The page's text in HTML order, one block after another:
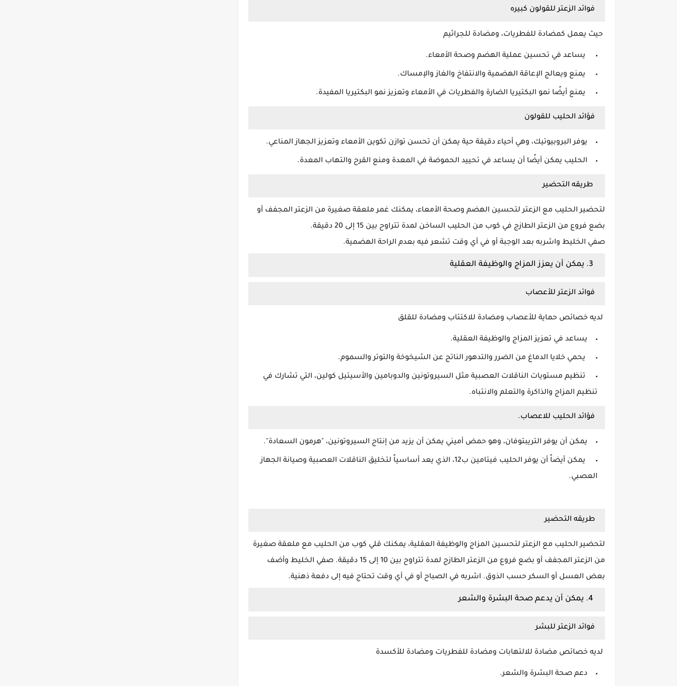
فوائد الزعتر للقولون كبيره
حيث يعمل كمضادة للفطريات، ومضادة للجراثيم
يساعد في تحسين عملية الهضم وصحة الأمعاء.
يمنع ويعالج الإعاقة الهضمية والانتفاخ والغاز والإمساك.
يمنع أيضًا نمو البكتيريا الضارة والفطريات في الأمعاء وتعزيز نمو البكتيريا المفيدة.
فؤائد الحليب للقولون
يوفر البروبيوتيك، وهي أحياء دقيقة حية يمكن أن تحسن توازن تكوين الأمعاء وتعزيز الجهاز المناعي.
الحليب يمكن أيضًا أن يساعد في تحييد الحموضة في المعدة ومنع القرح والتهاب المعدة.
طريقه التحضير
لتحضير الحليب مع الزعتر لتحسين الهضم وصحة الأمعاء، يمكنك غمر ملعقة صغيرة من الزعتر المجفف أو
بضع فروع من الزعتر الطازج في كوب من الحليب الساخن لمدة تتراوح بين 15 إلى 20 دقيقة.
صفي الخليط واشربه بعد الوجبة أو في أي وقت تشعر فيه بعدم الراحة الهضمية.
فوائد الزعتر للأعصاب
لديه خصائص حماية للأعصاب ومضادة للاكتئاب ومضادة للقلق
يساعد في تعزيز المزاج والوظيفة العقلية.
يحمي خلايا الدماغ من الضرر والتدهور الناتج عن الشيخوخة والتوتر والسموم.
تنظيم مستويات الناقلات العصبية مثل السيروتونين والدوبامين والأسيتيل كولين، التي تشارك في
تنظيم المزاج والذاكرة والتعلم والانتباه.
فؤائد الحليب للاعصاب.
يمكن أن يوفر التريبتوفان، وهو حمض أميني يمكن أن يزيد من إنتاج السيروتونين، "هرمون السعادة".
يمكن أيضاً أن يوفر الحليب فيتامين ب12، الذي يعد أساسياً لتخليق الناقلات العصبية وصيانة الجهاز
العصبي.
طريقه التحضير
لتحضير الحليب مع الزعتر لتحسين المزاج والوظيفة العقلية، يمكنك قلي كوب من الحليب مع ملعقة صغيرة
من الزعتر المجفف أو بضع فروع من الزعتر الطازج لمدة تتراوح بين 10 إلى 15 دقيقة. صفي الخليط وأضف
بعض العسل أو السكر حسب الذوق. اشربه في الصباح أو في أي وقت تحتاج فيه إلى دفعة ذهنية.
فوائد الزعتر للبشر
لديه خصائص مضادة للالتهابات ومضادة للفطريات ومضادة للأكسدة
دعم صحة البشرة والشعر.